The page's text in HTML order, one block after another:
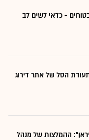
- כדאי לשים לב
הסל של אתר דירוג
ההמלצות של מנהל